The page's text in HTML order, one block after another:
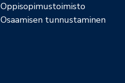
Oppisopimustoimisto
Osaamisen tunnustaminen